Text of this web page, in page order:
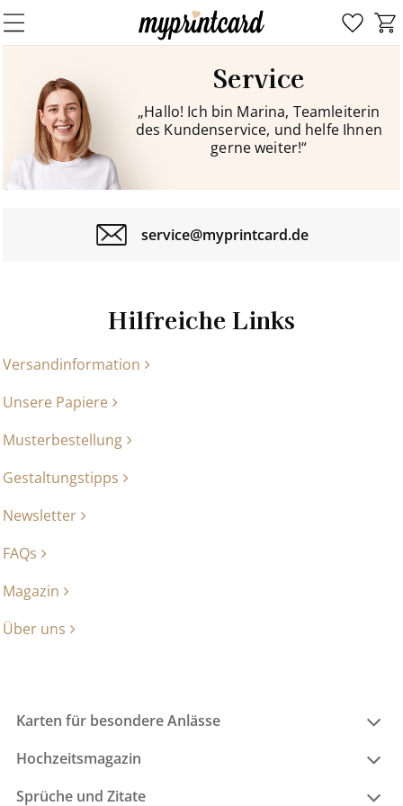
Service
„Hallo! Ich bin Marina, Teamleiterin
des Kundenservice, und helfe Ihnen
gerne weiter!“
service@myprintcard.de
Hilfreiche Links
Versandinformation
Unsere Papiere
Musterbestellung
Gestaltungstipps
Newsletter
FAQs
Magazin
Über uns
Karten für besondere Anlässe
Hochzeitsmagazin
Sprüche und Zitate